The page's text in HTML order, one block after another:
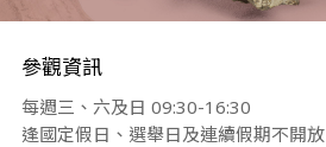
參觀資訊
每週三、六及日 09:30-16:30
逢國定假日、選舉日及連續假期不開放